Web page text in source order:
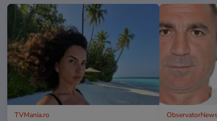
TVMania.ro